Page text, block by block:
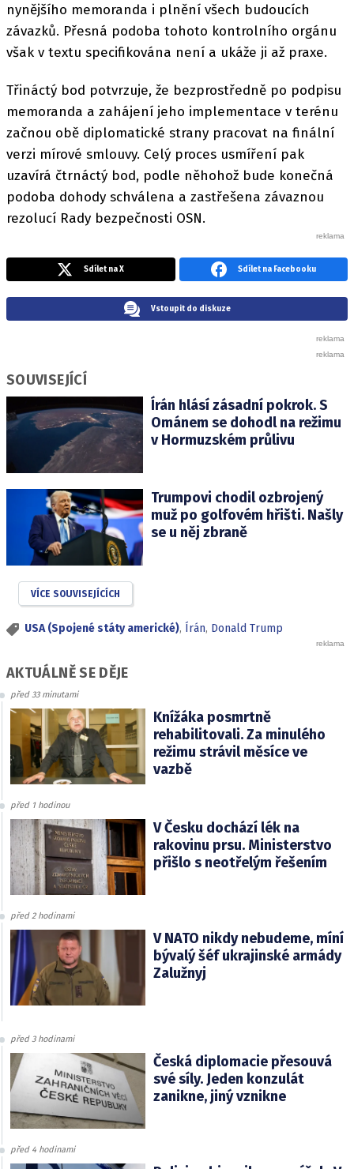
nynějšího memoranda i plnění všech budoucích
závazků. Přesná podoba tohoto kontrolního orgánu
však v textu specifikována není a ukáže ji až praxe.
Třináctý bod potvrzuje, že bezprostředně po podpisu
memoranda a zahájení jeho implementace v terénu
začnou obě diplomatické strany pracovat na finální
verzi mírové smlouvy. Celý proces usmíření pak
uzavírá čtrnáctý bod, podle něhohož bude konečná
podoba dohody schválena a zastřešena závaznou
rezolucí Rady bezpečnosti OSN.
Sdílet na X Sdílet na Facebooku
Vstoupit do diskuze
SOUVISEJÍCÍ
Írán hlásí zásadní pokrok. S
Ománem se dohodl na režimu
v Hormuzském průlivu
Trumpovi chodil ozbrojený
muž po golfovém hřišti. Našly
se u něj zbraně
VÍCE SOUVISEJÍCÍCH
USA (Spojené státy americké), Írán, Donald Trump
AKTUÁLNĚ SE DĚJE
před 33 minutami
Knížáka posmrtně
rehabilitovali. Za minulého
režimu strávil měsíce ve
vazbě
před 1 hodinou
V Česku dochází lék na
rakovinu prsu. Ministerstvo
přišlo s neotřelým řešením
před 2 hodinami
V NATO nikdy nebudeme, míní
bývalý šéf ukrajinské armády
Zalužnyj
před 3 hodinami
Česká diplomacie přesouvá
své síly. Jeden konzulát
zanikne, jiný vznikne
před 4 hodinami